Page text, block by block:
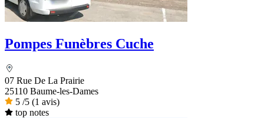
Pompes Funèbres Cuche
07 Rue De La Prairie
25110 Baume-les-Dames
5 /5 (1 avis)
top notes